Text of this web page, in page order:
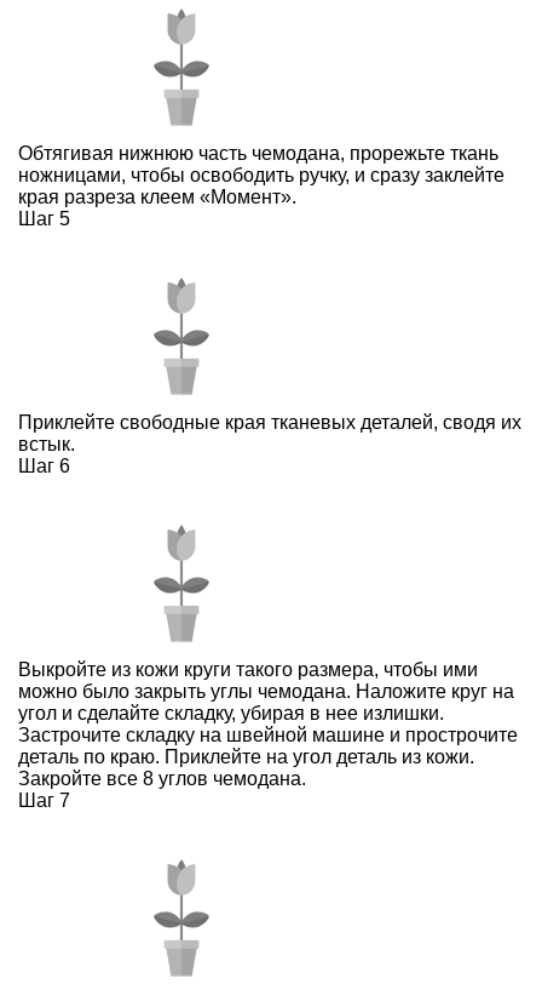
Обтягивая нижнюю часть чемодана, прорежьте ткань
ножницами, чтобы освободить ручку, и сразу заклейте
края разреза клеем «Момент».
Шаг 5
Приклейте свободные края тканевых деталей, сводя их
встык.
Шаг 6
Выкройте из кожи круги такого размера, чтобы ими
можно было закрыть углы чемодана. Наложите круг на
угол и сделайте складку, убирая в нее излишки.
Застрочите складку на швейной машине и прострочите
деталь по краю. Приклейте на угол деталь из кожи.
Закройте все 8 углов чемодана.
Шаг 7